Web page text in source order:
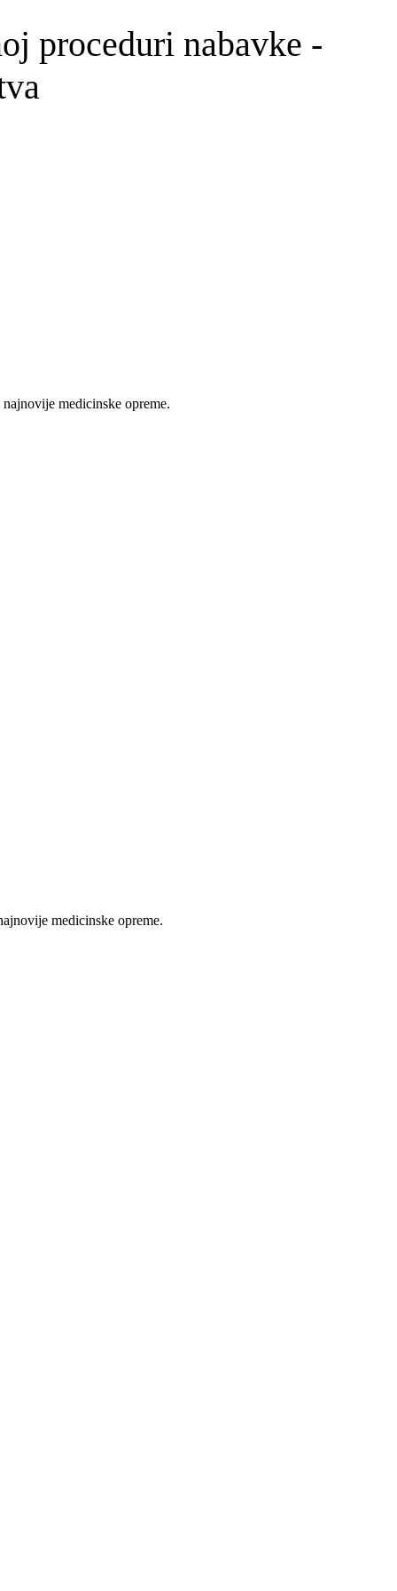
proceduri nabavke -
medicinske opreme.
medicinske opreme.